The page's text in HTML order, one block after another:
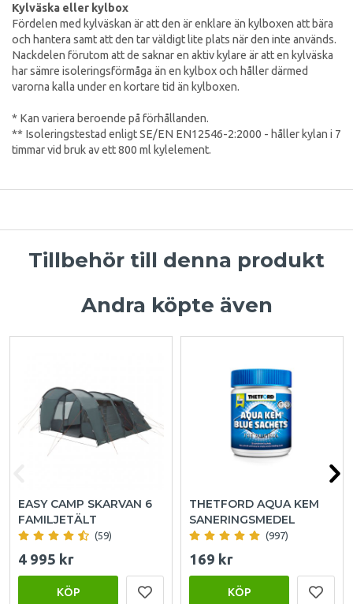
Kylväska eller kylbox
Fördelen med kylväskan är att den är enklare än kylboxen att bära
och hantera samt att den tar väldigt lite plats när den inte används.
Nackdelen förutom att de saknar en aktiv kylare är att en kylväska
har sämre isoleringsförmåga än en kylbox och håller därmed
varorna kalla under en kortare tid än kylboxen.
* Kan variera beroende på förhållanden.
** Isoleringstestad enligt SE/EN EN12546-2:2000 - håller kylan i 7
timmar vid bruk av ett 800 ml kylelement.
Tillbehör till denna produkt
Andra köpte även
EASY CAMP SKARVAN 6
FAMILJETÄLT
(59)
4 995 kr
KÖP
THETFORD AQUA KEM
SANERINGSMEDEL
(997)
169 kr
KÖP